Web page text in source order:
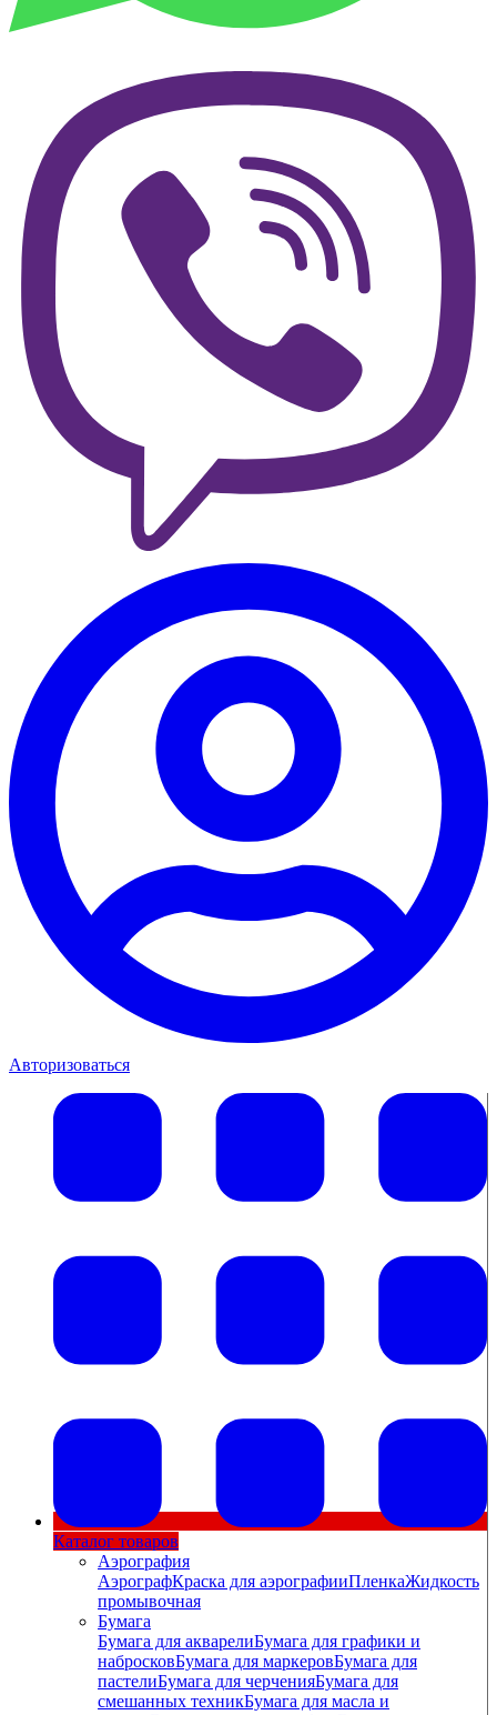
Авторизоваться
Каталог товаров
Аэрография
АэрографКраска для аэрографииПленкаЖидкость
промывочная
Бумага
Бумага для акварелиБумага для графики и
набросковБумага для маркеровБумага для
пастелиБумага для черченияБумага для
смешанных техникБумага для масла и